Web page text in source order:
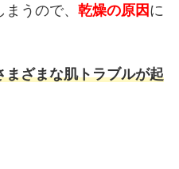
うので、 乾燥の原因に
まざまな肌トラブルが起